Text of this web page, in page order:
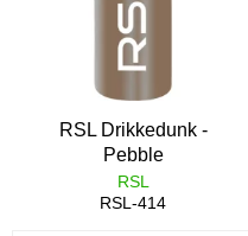
RSL Drikkedunk -
Pebble
RSL
RSL-414